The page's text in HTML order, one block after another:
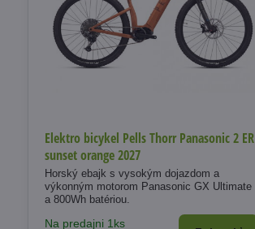
Elektro bicykel Pells Thorr Panasonic 2 ER
sunset orange 2027
Horský ebajk s vysokým dojazdom a
výkonným motorom Panasonic GX Ultimate
a 800Wh batériou.
Na predajni 1ks